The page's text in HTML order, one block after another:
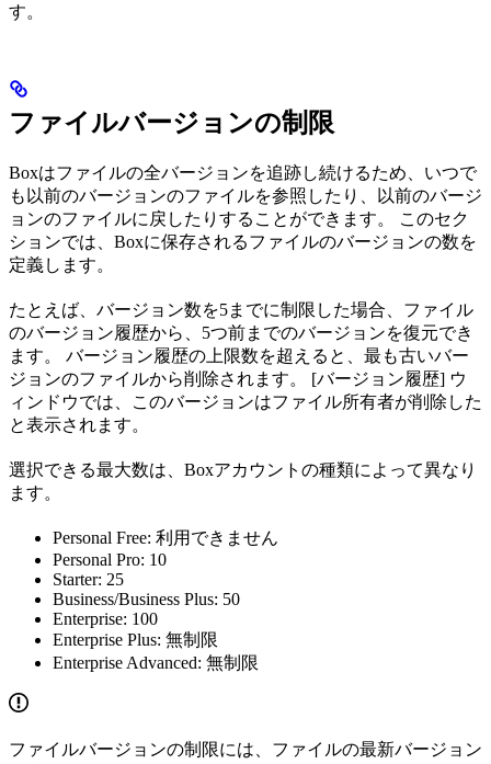
す。
ファイルバージョンの制限
Boxはファイルの全バージョンを追跡し続けるため、いつで
も以前のバージョンのファイルを参照したり、以前のバージ
ョンのファイルに戻したりすることができます。 このセク
ションでは、Boxに保存されるファイルのバージョンの数を
定義します。
たとえば、バージョン数を5までに制限した場合、ファイル
のバージョン履歴から、5つ前までのバージョンを復元でき
ます。 バージョン履歴の上限数を超えると、最も古いバー
ジョンのファイルから削除されます。 [バージョン履歴] ウ
ィンドウでは、このバージョンはファイル所有者が削除した
と表示されます。
選択できる最大数は、Boxアカウントの種類によって異なり
ます。
Personal Free: 利用できません
Personal Pro: 10
Starter: 25
Business/Business Plus: 50
Enterprise: 100
Enterprise Plus: 無制限
Enterprise Advanced: 無制限
ファイルバージョンの制限には、ファイルの最新バージョン